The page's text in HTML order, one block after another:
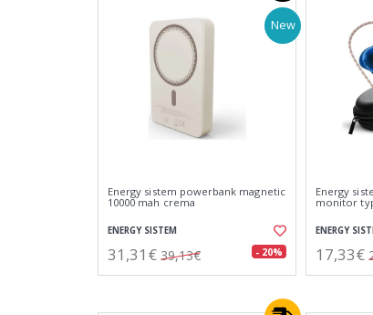
New
Energy sistem powerbank magnetic
10000 mah crema
ENERGY SISTEM
31,31€ 39,13€ - 20%
Energy
monitor
ENERGY
17,33€